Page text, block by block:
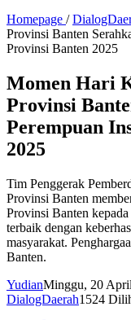
Homepage /
Provinsi Banten
Provinsi Banten 2025
Momen Hari
Provinsi
Perempuan
2025
Tim Penggerak
Provinsi Banten
Provinsi Banten
terbaik dengan
masyarakat.
Banten.
YudianMinggu, 20
DialogDaerah1524